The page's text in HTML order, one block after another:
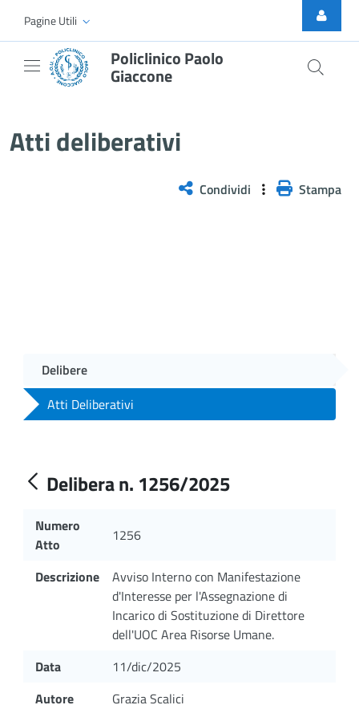
Skip to Main Content
Pagine Utili
Policlinico Paolo
Giaccone
Atti deliberativi
Condividi Stampa
Delibere
Atti Deliberativi
Delibera n. 1256/2025
Numero
Atto
1256
Descrizione
Avviso Interno con Manifestazione
d'Interesse per l'Assegnazione di
Incarico di Sostituzione di Direttore
dell'UOC Area Risorse Umane.
Data
11/dic/2025
Autore
Grazia Scalici